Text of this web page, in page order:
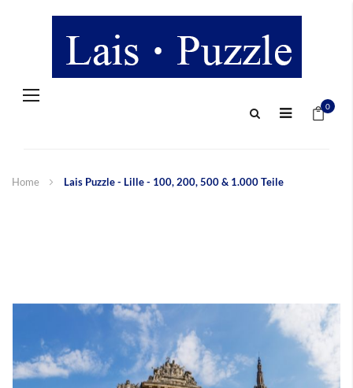
Navigation
0
Home Lais Puzzle - Lille - 100, 200, 500 & 1.000 Teile